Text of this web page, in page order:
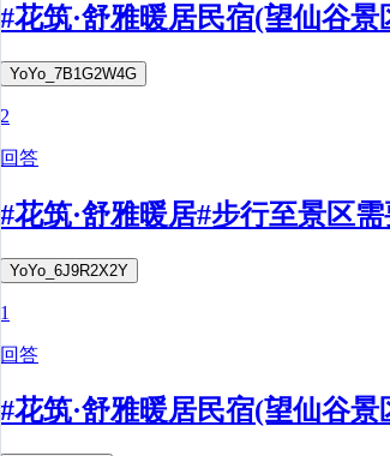
#花筑·舒雅暖居民宿(望仙谷
YoYo_7B1G2W4G
2
回答
#花筑·舒雅暖居#步行至景区需
YoYo_6J9R2X2Y
1
回答
#花筑·舒雅暖居民宿(望仙谷